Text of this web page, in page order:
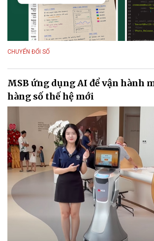
CHUYỂN ĐỔI SỐ
MSB ứng dụng AI để vận hành
hàng số thế hệ mới